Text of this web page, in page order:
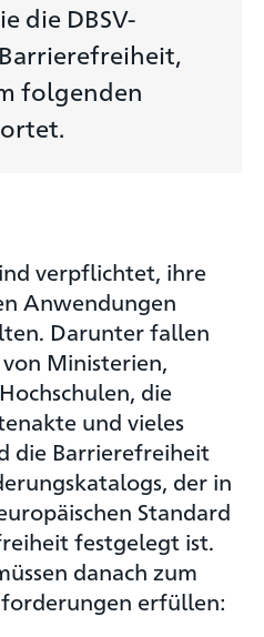
die DBSV-
folgenden
verpflichtet, ihre
Anwendungen
Darunter fallen
Ministerien,
die
und vieles
die Barrierefreiheit
der in
Standard
festgelegt ist.
danach zum
erfüllen: